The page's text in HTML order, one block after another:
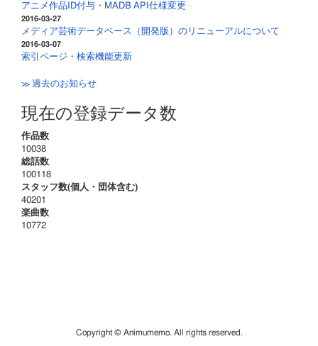
アニメ作品ID付与・MADB API仕様変更
2016-03-27
メディア芸術データベース（開発版）のリニューアルについて
2016-03-07
索引ページ・検索機能更新
≫ 過去のお知らせ
現在の登録データ数
作品数
10038
総話数
100118
スタッフ数(個人・団体含む)
40201
楽曲数
10772
Copyright © Animumemo. All rights reserved.